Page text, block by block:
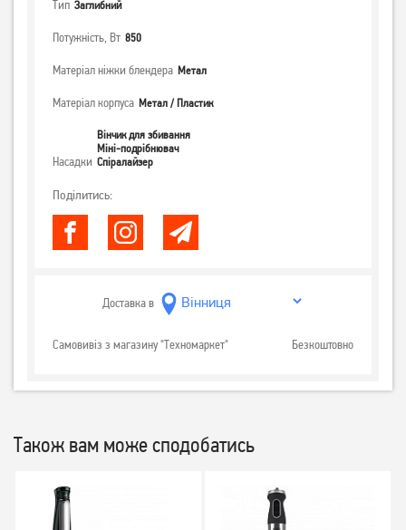
Тип Заглибний
Потужність, Вт 850
Матеріал ніжки блендера Метал
Матеріал корпуса Метал / Пластик
Насадки
Вінчик для збивання
Міні-подрібнювач
Спіралайзер
Поділитись:
Доставка в
Самовивіз з магазину "Техномаркет" Безкоштовно
Також вам може сподобатись